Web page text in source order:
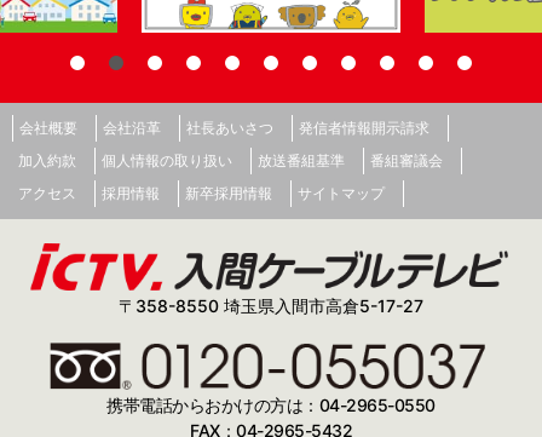
会社概要 会社沿革 社長あいさつ
発信者情報開示請求
加入約款
個人情報の取り扱い 放送番組基準
番組審議会
アクセス
採用情報 新卒採用情報 サイトマップ
〒358-8550 埼玉県入間市高倉5-17-27
携帯電話からおかけの方は：04-2965-0550
FAX：04-2965-5432